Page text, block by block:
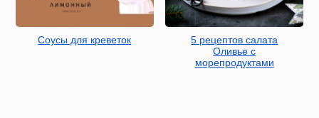
Соусы для креветок
5 рецептов салата
Оливье с
морепродуктами